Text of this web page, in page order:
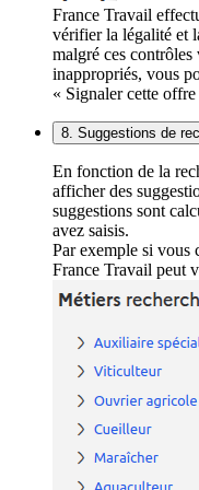
France Travail
vérifier la légalité et
malgré ces contrôles
inappropriés, vous
« Signaler cette offre
8. Suggestions de
En fonction de la
afficher des
suggestions sont
avez saisis.
Par exemple si vous
France Travail peut